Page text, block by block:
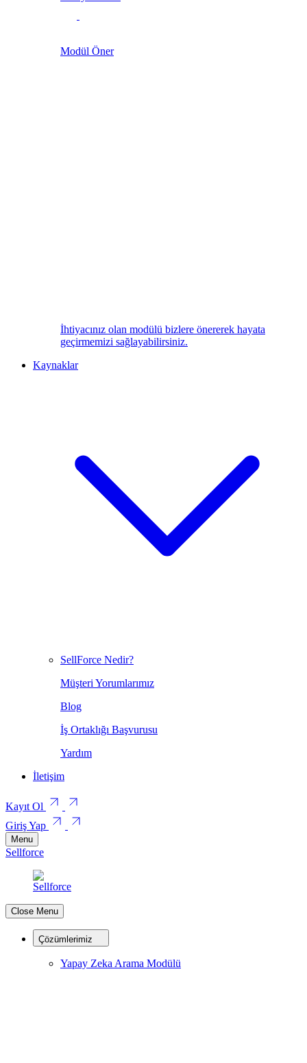
Modül Öner
İhtiyacınız olan modülü bizlere önererek hayata
geçirmemizi sağlayabilirsiniz.
Kaynaklar
SellForce Nedir?
Müşteri Yorumlarımız
Blog
İş Ortaklığı Başvurusu
Yardım
İletişim
Kayıt Ol
Giriş Yap
Menu
Sellforce
Close Menu
Çözümlerimiz
Yapay Zeka Arama Modülü